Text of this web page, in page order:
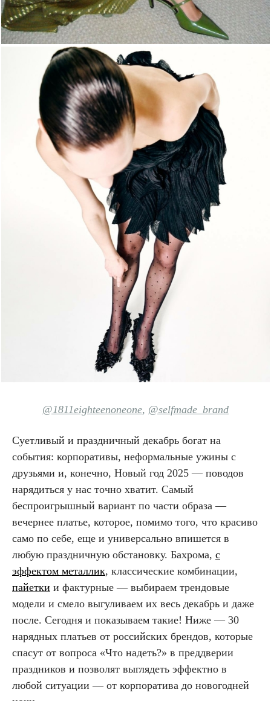
@1811eighteenoneone, @selfmade_brand
Суетливый и праздничный декабрь богат на
события: корпоративы, неформальные ужины с
друзьями и, конечно, Новый год 2025 — поводов
нарядиться у нас точно хватит. Самый
беспроигрышный вариант по части образа —
вечернее платье, которое, помимо того, что красиво
само по себе, еще и универсально впишется в
любую праздничную обстановку. Бахрома, с
эффектом металлик, классические комбинации,
пайетки и фактурные — выбираем трендовые
модели и смело выгуливаем их весь декабрь и даже
после. Сегодня и показываем такие! Ниже — 30
нарядных платьев от российских брендов, которые
спасут от вопроса «Что надеть?» в преддверии
праздников и позволят выглядеть эффектно в
любой ситуации — от корпоратива до новогодней